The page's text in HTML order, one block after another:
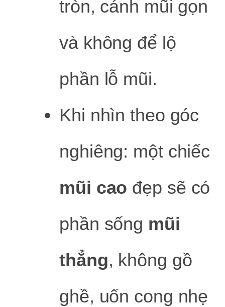
tròn, cánh mũi gọn
và không để lộ
phần lỗ mũi.
Khi nhìn theo góc
nghiêng: một chiếc
mũi cao đẹp sẽ có
phần sống mũi
thẳng, không gồ
ghề, uốn cong nhẹ